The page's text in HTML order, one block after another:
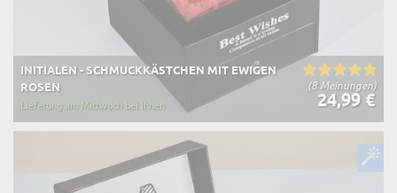
(8 Meinungen)
INITIALEN - SCHMUCKKÄSTCHEN MIT EWIGEN
ROSEN
24,99 €
Lieferung am Mittwoch bei Ihnen